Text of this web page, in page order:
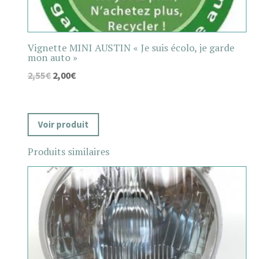
Vignette MINI AUSTIN « Je suis écolo, je garde
mon auto »
2,55€ 2,00€
Voir produit
Produits similaires